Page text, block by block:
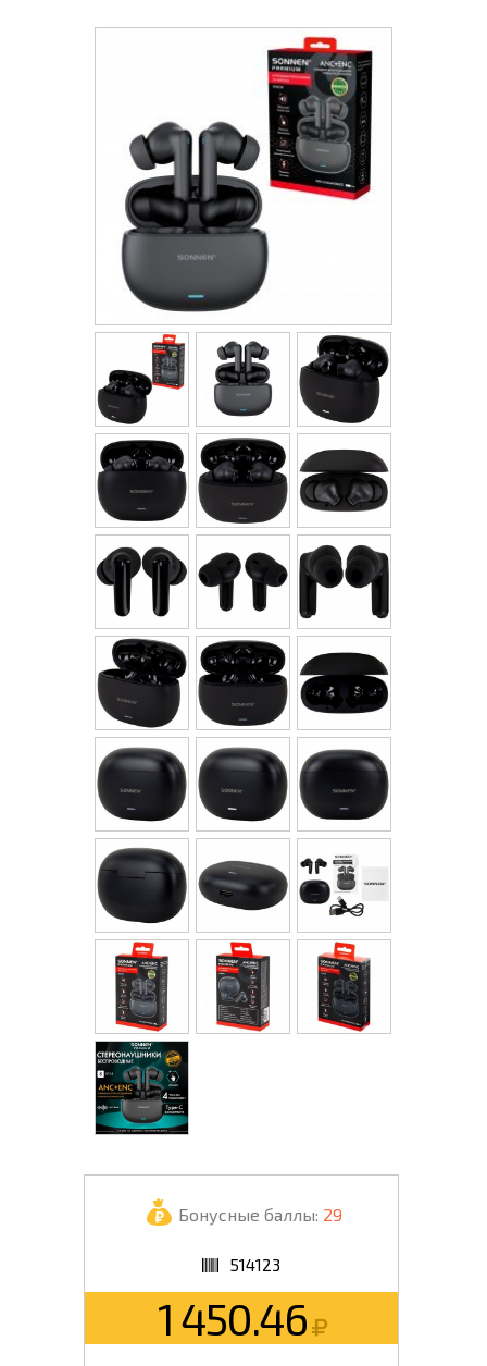
Бонусные баллы: 29
514123
1 450.46